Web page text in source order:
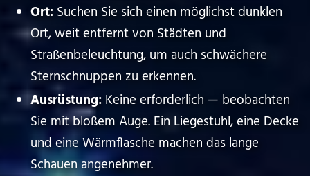
Ort: Suchen Sie sich einen möglichst dunklen
Ort, weit entfernt von Städten und
Straßenbeleuchtung, um auch schwächere
Sternschnuppen zu erkennen.
Ausrüstung: Keine erforderlich — beobachten
Sie mit bloßem Auge. Ein Liegestuhl, eine Decke
und eine Wärmflasche machen das lange
Schauen angenehmer.